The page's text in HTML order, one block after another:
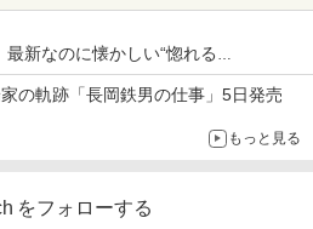
新なのに懐かしい“惚れる
TC52B」を聴く
の軌跡「長岡鉄男の仕事」5日発売
もっと見る
をフォローする